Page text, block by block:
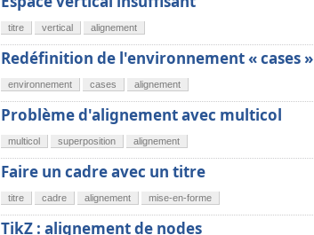
titre vertical alignement
Redéfinition de l'environnement « cases »
environnement cases alignement
Problème d'alignement avec multicol
multicol superposition alignement
Faire un cadre avec un titre
titre cadre alignement mise-en-forme
TikZ : alignement de nodes